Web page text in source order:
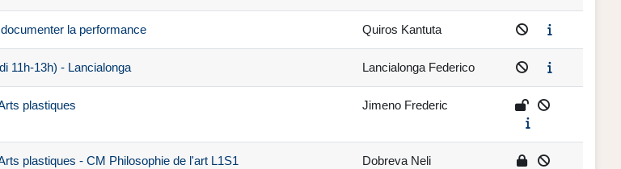
la performance Quiros Kantuta
11h-13h) - Lancialonga Lancialonga Federico
plastiques Jimeno Frederic
plastiques - CM Philosophie de l'art L1S1 Dobreva Neli